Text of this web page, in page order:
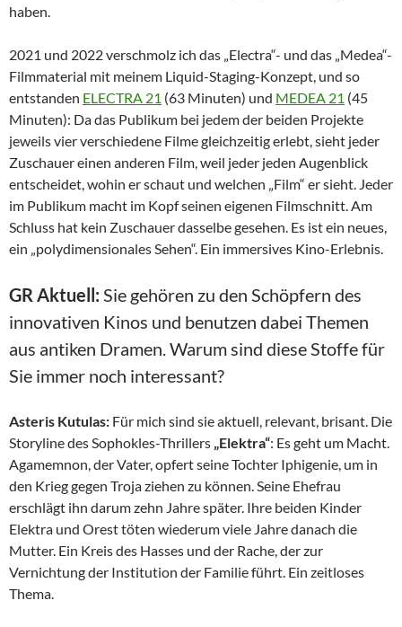
haben.
2021 und 2022 verschmolz ich das „Electra“- und das „Medea“-
Filmmaterial mit meinem Liquid-Staging-Konzept, und so
entstanden ELECTRA 21 (63 Minuten) und MEDEA 21 (45
Minuten): Da das Publikum bei jedem der beiden Projekte
jeweils vier verschiedene Filme gleichzeitig erlebt, sieht jeder
Zuschauer einen anderen Film, weil jeder jeden Augenblick
entscheidet, wohin er schaut und welchen „Film“ er sieht. Jeder
im Publikum macht im Kopf seinen eigenen Filmschnitt. Am
Schluss hat kein Zuschauer dasselbe gesehen. Es ist ein neues,
ein „polydimensionales Sehen“. Ein immersives Kino-Erlebnis.
GR Aktuell: Sie gehören zu den Schöpfern des
innovativen Kinos und benutzen dabei Themen
aus antiken Dramen. Warum sind diese Stoffe für
Sie immer noch interessant?
Asteris Kutulas: Für mich sind sie aktuell, relevant, brisant. Die
Storyline des Sophokles-Thrillers „Elektra“: Es geht um Macht.
Agamemnon, der Vater, opfert seine Tochter Iphigenie, um in
den Krieg gegen Troja ziehen zu können. Seine Ehefrau
erschlägt ihn darum zehn Jahre später. Ihre beiden Kinder
Elektra und Orest töten wiederum viele Jahre danach die
Mutter. Ein Kreis des Hasses und der Rache, der zur
Vernichtung der Institution der Familie führt. Ein zeitloses
Thema.